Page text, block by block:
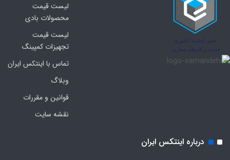
لیست قیمت
محصولات بادی
لیست قیمت
تجهیزات کمپینگ
تماس با اینتکس ایران
وبلاگ
قوانین و مقررات
نقشه سایت
درباره اینتکس ایران